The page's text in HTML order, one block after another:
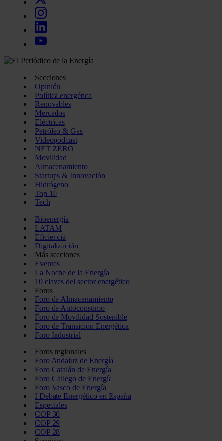
Secciones
Opinión
Política energética
Renovables
Mercados
Eléctricas
Petróleo & Gas
Videopodcast
NET ZERO
Movilidad
Almacenamiento
Startups & Innovación
Hidrógeno
Top 10
Tech
Bioenergía
LATAM
Eficiencia
Digitalización
Más secciones
Eventos
La Noche de la Energía
10 claves del sector energético
Foros
Foro de Almacenamiento
Foro de Autoconsumo
Foro de Movilidad Sostenible
Foro de Transición Energética
Foro Industrial
Foros regionales
Foro Andaluz de Energía
Foro Catalán de Energía
Foro Gallego de Energía
Foro Vasco de Energía
I Debate Energético en España
Especiales
COP 30
COP 29
COP 28